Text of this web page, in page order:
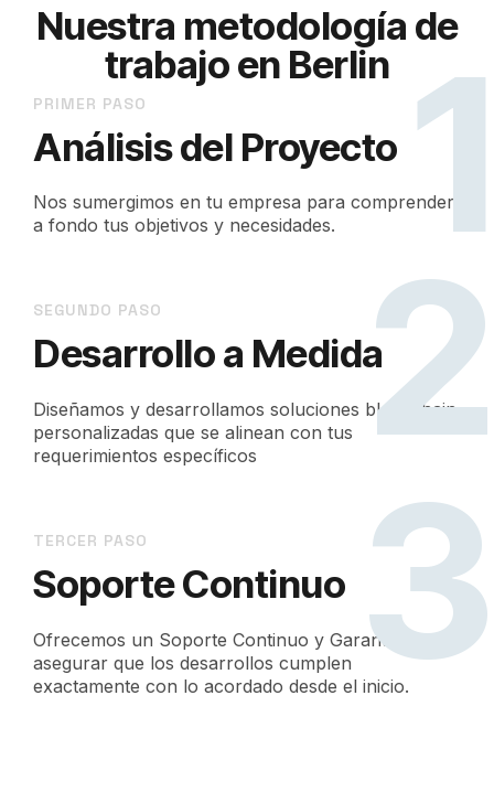
Nuestra metodología de
trabajo en Berlin
PRIMER PASO
Análisis del Proyecto
Nos sumergimos en tu empresa para comprender
a fondo tus objetivos y necesidades.
1
SEGUNDO PASO
Desarrollo a Medida
Diseñamos y desarrollamos soluciones blockchain
personalizadas que se alinean con tus
requerimientos específicos
2
TERCER PASO
Soporte Continuo
Ofrecemos un Soporte Continuo y Garantías para
asegurar que los desarrollos cumplen
exactamente con lo acordado desde el inicio.3